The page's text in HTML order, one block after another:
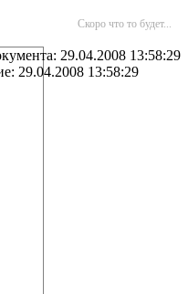
Скоро что то будет...
29.04.2008 13:58:29
29.04.2008 13:58:29